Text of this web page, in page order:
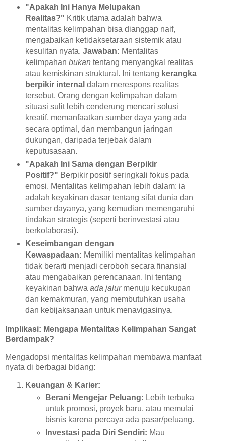
"Apakah Ini Hanya Melupakan
Realitas?" Kritik utama adalah bahwa
mentalitas kelimpahan bisa dianggap naif,
mengabaikan ketidaksetaraan sistemik atau
kesulitan nyata. Jawaban: Mentalitas
kelimpahan bukan tentang menyangkal realitas
atau kemiskinan struktural. Ini tentang kerangka
berpikir internal dalam merespons realitas
tersebut. Orang dengan kelimpahan dalam
situasi sulit lebih cenderung mencari solusi
kreatif, memanfaatkan sumber daya yang ada
secara optimal, dan membangun jaringan
dukungan, daripada terjebak dalam
keputusasaan.
"Apakah Ini Sama dengan Berpikir
Positif?" Berpikir positif seringkali fokus pada
emosi. Mentalitas kelimpahan lebih dalam: ia
adalah keyakinan dasar tentang sifat dunia dan
sumber dayanya, yang kemudian memengaruhi
tindakan strategis (seperti berinvestasi atau
berkolaborasi).
Keseimbangan dengan
Kewaspadaan: Memiliki mentalitas kelimpahan
tidak berarti menjadi ceroboh secara finansial
atau mengabaikan perencanaan. Ini tentang
keyakinan bahwa ada jalurmenuju kecukupan
dan kemakmuran, yang membutuhkan usaha
dan kebijaksanaan untuk menavigasinya.
Implikasi: Mengapa Mentalitas Kelimpahan Sangat
Berdampak?
Mengadopsi mentalitas kelimpahan membawa manfaat
nyata di berbagai bidang:
Keuangan & Karier:
Berani Mengejar Peluang: Lebih terbuka
untuk promosi, proyek baru, atau memulai
bisnis karena percaya ada pasar/peluang.
Investasi pada Diri Sendiri: Mau